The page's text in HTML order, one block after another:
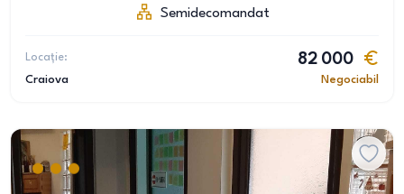
Semidecomandat
Locație:
Craiova
82 000
Negociabil